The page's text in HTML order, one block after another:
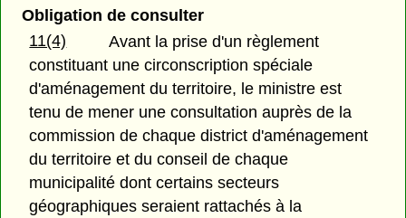
Obligation de consulter
11(4)
Avant la prise d'un règlement
constituant une circonscription spéciale
d'aménagement du territoire, le ministre est
tenu de mener une consultation auprès de la
commission de chaque district d'aménagement
du territoire et du conseil de chaque
municipalité dont certains secteurs
géographiques seraient rattachés à la